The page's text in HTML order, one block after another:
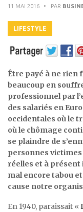
11 MAI 2016 • PAR
LIFESTYLE
Être payé à ne rien
beaucoup en
professionnel par
des salariés en
occidentales où le
où le chômage
se plaindre de
personnes
réelles et à
mal encore tabou
cause notre
En 1940, paraissait «